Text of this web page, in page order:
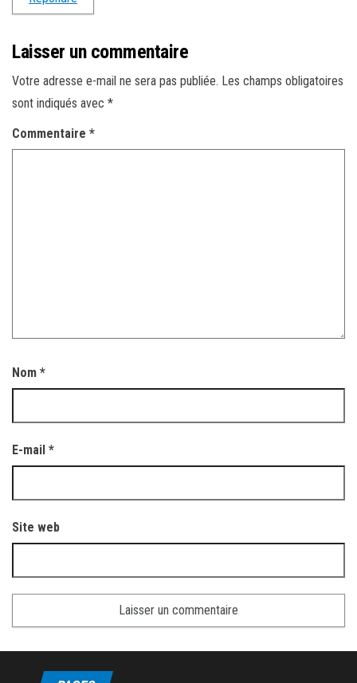
Laisser un commentaire
Votre adresse e-mail ne sera pas publiée. Les champs obligatoires
sont indiqués avec *
Commentaire *
Nom *
E-mail *
Site web